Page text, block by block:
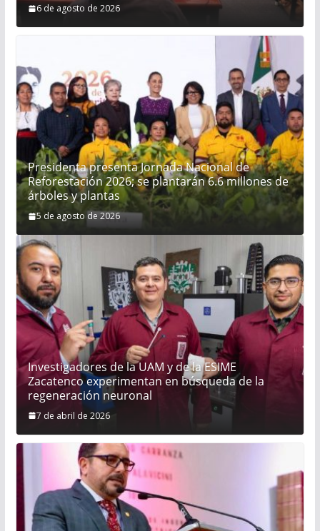
6 de agosto de 2026
Presidenta presenta Jornada Nacional de
Reforestación 2026; se plantarán 6.6 millones de
árboles y plantas
5 de agosto de 2026
Investigadores de la UAM y de la ESIME
Zacatenco experimentan en búsqueda de la
regeneración neuronal
7 de abril de 2026